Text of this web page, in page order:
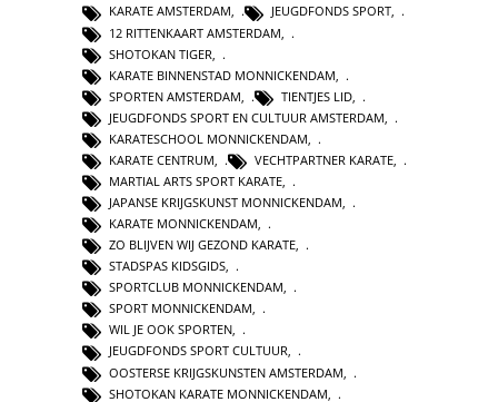
KARATE AMSTERDAM, JEUGDFONDS SPORT,
12 RITTENKAART AMSTERDAM
SHOTOKAN TIGER
KARATE BINNENSTAD MONNICKENDAM
SPORTEN AMSTERDAM
TIENTJES LID
JEUGDFONDS SPORT EN CULTUUR AMSTERDAM
KARATESCHOOL MONNICKENDAM
KARATE CENTRUM
VECHTPARTNER KARATE
MARTIAL ARTS SPORT KARATE
JAPANSE KRIJGSKUNST MONNICKENDAM,
KARATE MONNICKENDAM,
ZO BLIJVEN WIJ GEZOND KARATE,
STADSPAS KIDSGIDS,
SPORTCLUB MONNICKENDAM,
SPORT MONNICKENDAM,
WIL JE OOK SPORTEN,
JEUGDFONDS SPORT CULTUUR,
OOSTERSE KRIJGSKUNSTEN AMSTERDAM
SHOTOKAN KARATE MONNICKENDAM